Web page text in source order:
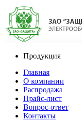
Продукция
Главная
О компании
Распродажа
Прайс-лист
Вопрос-ответ
Контакты